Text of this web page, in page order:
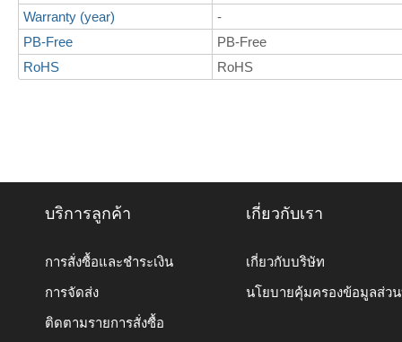
Warranty (year)
-
PB-Free
PB-Free
RoHS
RoHS
บริการลูกค้า
การสั่งซื้อและชำระเงิน
การจัดส่ง
ติดตามรายการสั่งซื้อ
เกี่ยวกับเรา
เกี่ยวกับบริษัท
นโยบายคุ้มครองข้อมูลส่ว